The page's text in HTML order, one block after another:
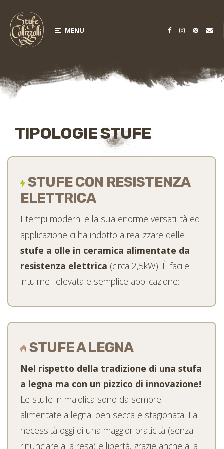
MENU
TIPOLOGIE STUFE
STUFE CON RESISTENZA
ELETTRICA
I tempi moderni e la sua enorme versatilità ed
applicazione ci ha indotto a realizzare delle
stufe a olle in ceramica alimentate da
resistenza elettrica (circa 2,5kW). È facile
intuirne l'elevata e semplice applicazione:
canna fumaria, soprattutto in ambienti
pubblici e commerciali, evitando ogni
orpello normativo: non necessita né di
canna fumaria né di certificazioni ai
sensi D.M. 37-2008.
facilità d'uso, la resistenza può essere
gestita tramite un normale
cronotermostato, collegata ai sistemi
domotici così da bilanciare carichi ed
STUFE A LEGNA
Nel rispetto della tradizione di una stufa
a legna ma con un pizzico di innovazione!
Le stufe in maiolica sono da sempre
alimentate a legna: ben secca e stagionata. La
necessità oggi di una maggior praticità (senza
rinunciare alla resa) e libertà, grazie anche alla